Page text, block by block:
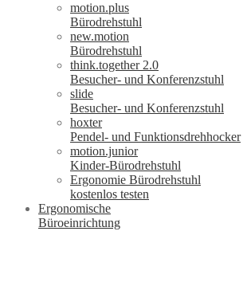
motion.plus
Bürodrehstuhl
new.motion
Bürodrehstuhl
think.together 2.0
Besucher- und Konferenzstuhl
slide
Besucher- und Konferenzstuhl
hoxter
Pendel- und Funktionsdrehhocker
motion.junior
Kinder-Bürodrehstuhl
Ergonomie Bürodrehstuhl
kostenlos testen
Ergonomische
Büroeinrichtung